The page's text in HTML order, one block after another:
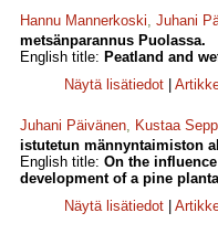
Hannu Mannerkoski, Juhani
metsänparannus Puolassa.
English title: Peatland and
Näytä lisätiedot
Juhani Päivänen, Kustaa
istutetun männyntaimiston
English title: On the
development of a pine
Näytä lisätiedot